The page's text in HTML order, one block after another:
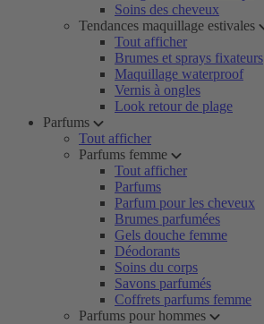
Soins des cheveux
Tendances maquillage estivales
Tout afficher
Brumes et sprays fixateurs
Maquillage waterproof
Vernis à ongles
Look retour de plage
Parfums
Tout afficher
Parfums femme
Tout afficher
Parfums
Parfum pour les cheveux
Brumes parfumées
Gels douche femme
Déodorants
Soins du corps
Savons parfumés
Coffrets parfums femme
Parfums pour hommes